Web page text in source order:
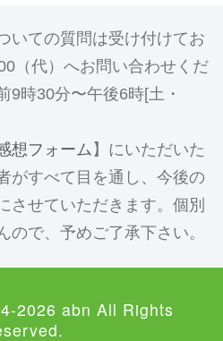
いての質問は受け付けてお
（代）へお問い合わせくだ
9時30分〜午後6時[土・
想フォーム 】にいただいた
がすべて目を通し、今後の
させていただきます。個別
ので、予めご了承下さい。
2026 abn All Rights